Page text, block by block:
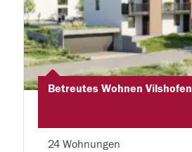
Betreutes Wohnen Vilshofen
24 Wohnungen